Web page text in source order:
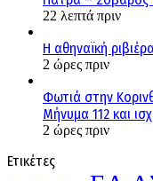
22 λεπτά πριν
Η αθηναϊκή
2 ώρες πριν
Φωτιά στην
Μήνυμα 112 και
2 ώρες πριν
Ετικέτες